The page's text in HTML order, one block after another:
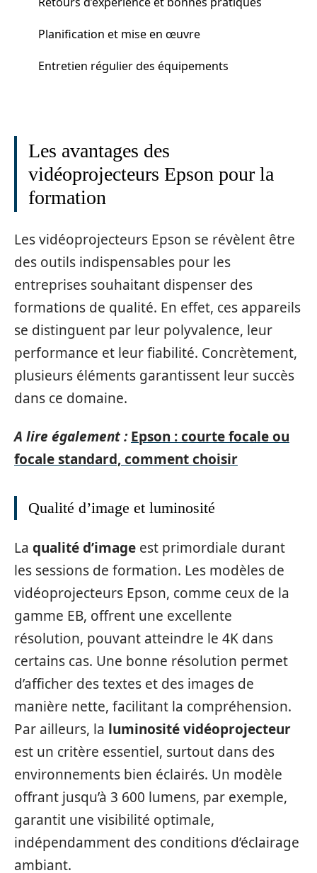
Planification et mise en œuvre
Entretien régulier des équipements
Les avantages des
vidéoprojecteurs Epson pour la
formation
Les vidéoprojecteurs Epson se révèlent être
des outils indispensables pour les
entreprises souhaitant dispenser des
formations de qualité. En effet, ces appareils
se distinguent par leur polyvalence, leur
performance et leur fiabilité. Concrètement,
plusieurs éléments garantissent leur succès
dans ce domaine.
A lire également : Epson : courte focale ou
focale standard, comment choisir
Qualité d’image et luminosité
La qualité d’image est primordiale durant
les sessions de formation. Les modèles de
vidéoprojecteurs Epson, comme ceux de la
gamme EB, offrent une excellente
résolution, pouvant atteindre le 4K dans
certains cas. Une bonne résolution permet
d’afficher des textes et des images de
manière nette, facilitant la compréhension.
Par ailleurs, la luminosité vidéoprojecteur
est un critère essentiel, surtout dans des
environnements bien éclairés. Un modèle
offrant jusqu’à 3 600 lumens, par exemple,
garantit une visibilité optimale,
indépendamment des conditions d’éclairage
ambiant.